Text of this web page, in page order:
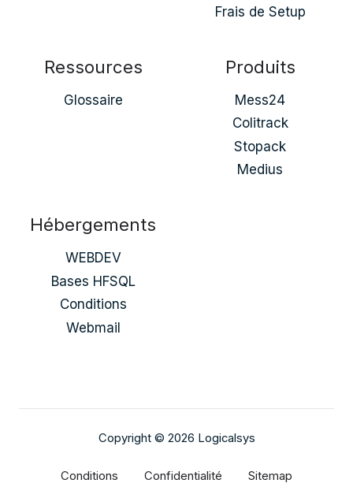
Frais de Setup
Ressources
Glossaire
Produits
Mess24
Colitrack
Stopack
Medius
Hébergements
WEBDEV
Bases HFSQL
Conditions
Webmail
Copyright © 2026 Logicalsys
Conditions Confidentialité Sitemap